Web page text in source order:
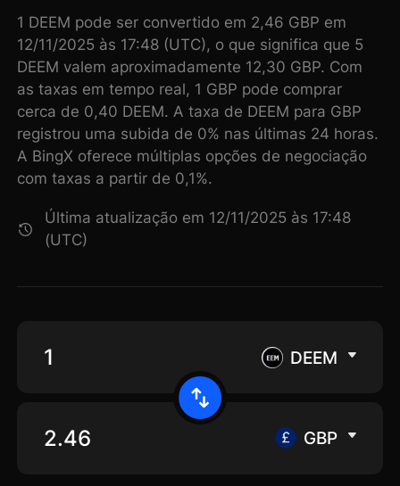
1 DEEM pode ser convertido em 2,46 GBP em
12/11/2025 às 17:48 (UTC), o que significa que 5
DEEM valem aproximadamente 12,30 GBP. Com
as taxas em tempo real, 1 GBP pode comprar
cerca de 0,40 DEEM. A taxa de DEEM para GBP
registrou uma subida de 0% nas últimas 24 horas.
A BingX oferece múltiplas opções de negociação
com taxas a partir de 0,1%.
Última atualização em 12/11/2025 às 17:48
(UTC)
DEEM
GBP